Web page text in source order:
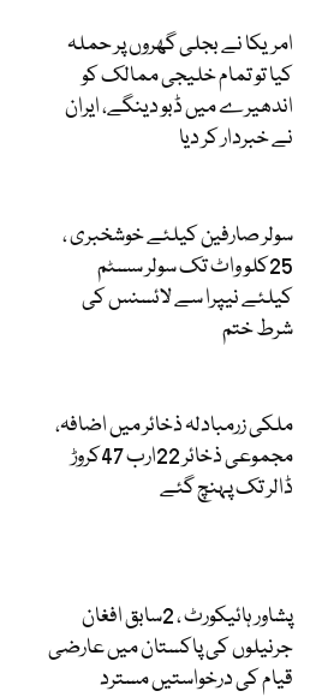
امریکا نے بجلی گھروں پر حملہ
کیا تو تمام خلیجی ممالک کو
اندھیرے میں ڈبو دینگے، ایران
نے خبردار کر دیا
سولر صارفین کیلئے خوشخبری ،
25کلو واٹ تک سولر سسٹم
کیلئے نیپرا سے لائسنس کی
شرط ختم
ملکی زرمبادلہ ذخائر میں اضافہ،
مجموعی ذخائر 22ارب 47کروڑ
ڈالر تک پہنچ گئے
پشاور ہائیکورٹ ، 2سابق افغان
جرنیلوں کی پاکستان میں عارضی
قیام کی درخواستیں مسترد